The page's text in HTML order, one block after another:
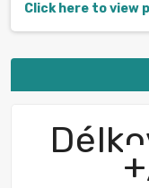
Click here to view